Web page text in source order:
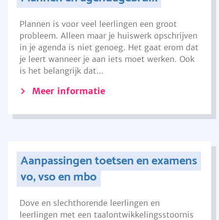
Plannen is voor veel leerlingen een groot
probleem. Alleen maar je huiswerk opschrijven
in je agenda is niet genoeg. Het gaat erom dat
je leert wanneer je aan iets moet werken. Ook
is het belangrijk dat...
Meer informatie
Aanpassingen toetsen en examens
vo, vso en mbo
Dove en slechthorende leerlingen en
leerlingen met een taalontwikkelingsstoornis